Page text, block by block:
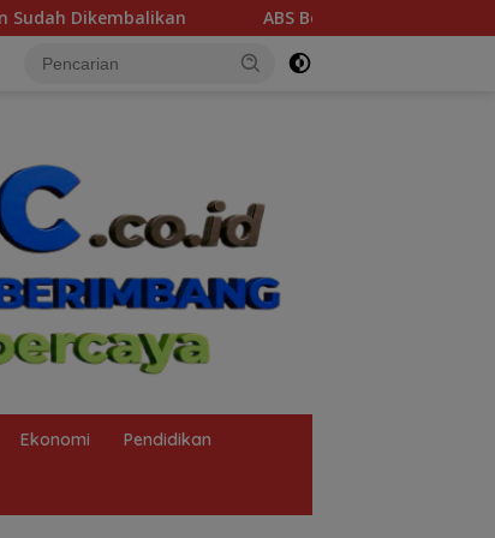
ABS Bongkar Sekandal Aset Muba! 29 Kendaraan
Ekonomi Pendidikan